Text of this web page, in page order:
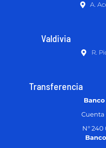
A.
Valdivia
R.
Transferencia
Cuenta
N°